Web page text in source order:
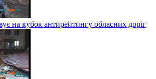
на кубок антирейтингу обласних доріг